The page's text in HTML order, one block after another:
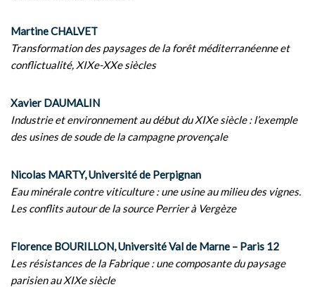
Martine CHALVET
Transformation des paysages de la forêt méditerranéenne et
conflictualité, XIXe-XXe siècles
Xavier DAUMALIN
Industrie et environnement au début du XIXe siècle : l’exemple
des usines de soude de la campagne provençale
Nicolas MARTY, Université de Perpignan
Eau minérale contre viticulture : une usine au milieu des vignes.
Les conflits autour de la source Perrier à Vergèze
Florence BOURILLON, Université Val de Marne – Paris 12
Les résistances de la Fabrique : une composante du paysage
parisien au XIXe siècle